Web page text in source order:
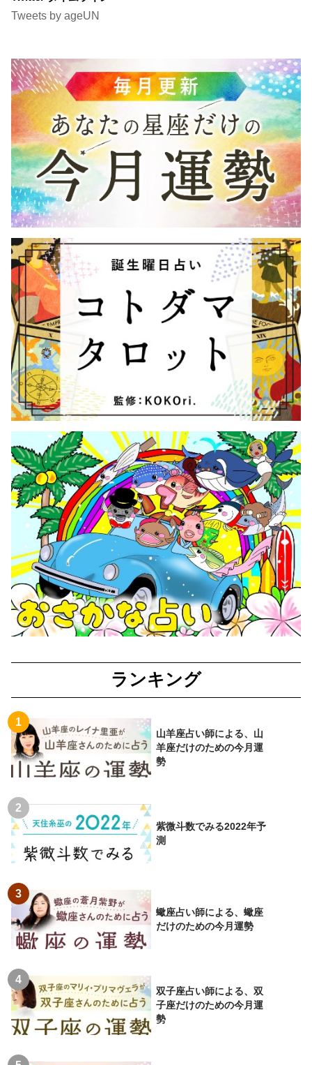
Tweets by ageUN
ランキング
山羊座占い師による、山
羊座だけのための今月運
勢
紫微斗数でみる2022年予
測
蠍座占い師による、蠍座
だけのための今月運勢
双子座占い師による、双
子座だけのための今月運
勢